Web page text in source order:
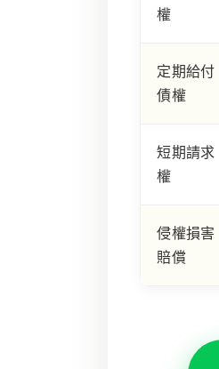
權
定期給付
債權
短期請求
權
侵權損害
賠償